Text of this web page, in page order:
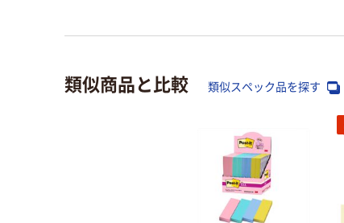
類似商品と比較 類似スペック品を探す